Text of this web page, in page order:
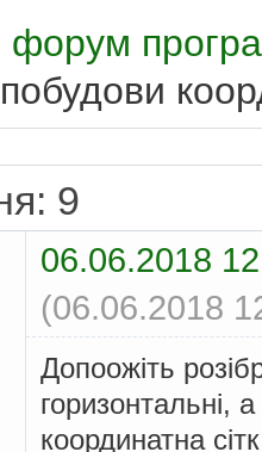
форум
9
06.06.2018
(06.06.2018
Допоожіть
горизонтальні,
координатна